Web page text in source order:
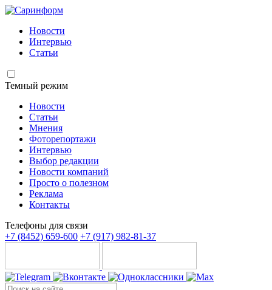
Новости
Интервью
Статьи
Темный режим
Новости
Статьи
Мнения
Фоторепортажи
Интервью
Выбор редакции
Новости компаний
Просто о полезном
Реклама
Контакты
Телефоны для связи
+7 (8452) 659-600 +7 (917) 982-81-37